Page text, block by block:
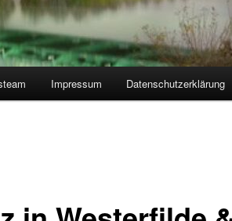
Impressum Datenschutzerklärung